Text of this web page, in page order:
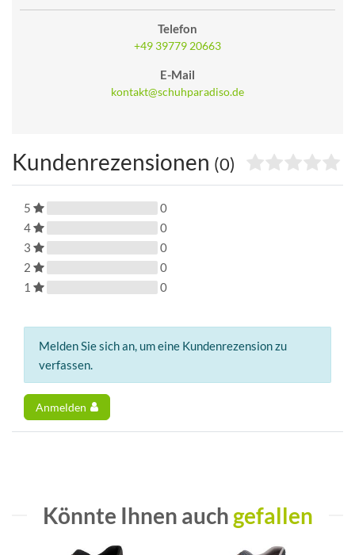
Telefon
+49 39779 20663
E-Mail
kontakt@schuhparadiso.de
Kundenrezensionen (0)
5
0
4
0
3
0
2
0
1
0
Melden Sie sich an, um eine Kundenrezension zu
verfassen.
Anmelden
Könnte Ihnen auch gefallen